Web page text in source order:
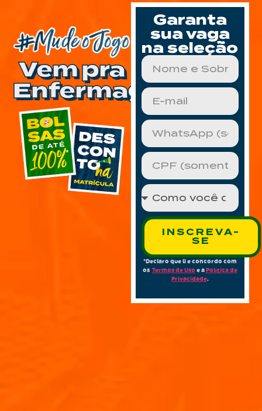
Vem pra
Enfermagem
Garanta
sua vaga
na seleção
INSCREVA-
SE
*Declaro que li e concordo com
os Termos de Uso e aPolítica de
Privacidade.